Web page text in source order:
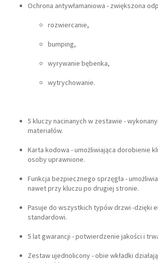
Ochrona antywłamaniowa - zwiększona
rozwiercanie,
bumping,
wyrywanie bębenka,
wytrychowanie.
5 kluczy nacinanych w zestawie -
materiałów.
Karta kodowa - umożliwiająca dorobienie
osoby uprawnione.
Funkcja bezpiecznego sprzęgła -
nawet przy kluczu po drugiej stronie.
Pasuje do wszystkich typów drzwi -dzięki
standardowi.
5 lat gwarancji - potwierdzenie jakości i
Zestaw ujednolicony - obie wkładki